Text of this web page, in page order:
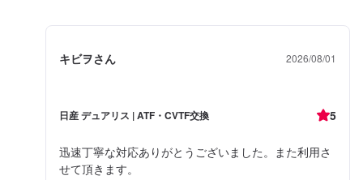
キビヲさん 2026/08/01
日産 デュアリス | ATF・CVTF交換 5
迅速丁寧な対応ありがとうございました。また利用さ
せて頂きます。